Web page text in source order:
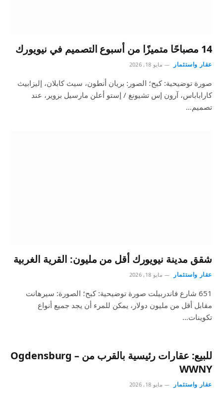
14 مصباحًا متميزًا من أسبوع التصميم في نيويورك
عقار واستثمار مايو 18, 2026
صورة توضيحية: كبح؛ الصور: بريان أنطون، سيث كابلان، إليزابيث
كاراباباس، آرون إس تشيونغ / إستو أعلن مارسيل بروير، عند
تصميم…
شقق مدينة نيويورك أقل من مليون: القرية الغربية
عقار واستثمار مايو 18, 2026
651 شارع فاندربيلت صورة توضيحية: كبح؛ الصورة: سيرهانت
مقابل أقل من مليون دولار، يمكن للمرء أن يجد جميع أنواع
تكوينات…
للبيع: عقارات رئيسية بالقرب من Ogdensburg –
WWNY
عقار واستثمار مايو 18, 2026